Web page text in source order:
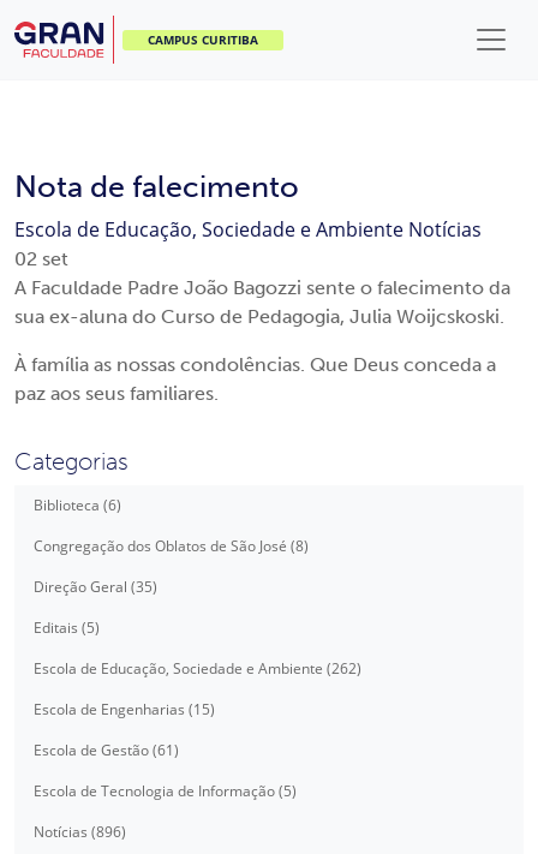
CAMPUS CURITIBA
Nota de falecimento
Escola de Educação, Sociedade e Ambiente Notícias
02 set
A Faculdade Padre João Bagozzi sente o falecimento da
sua ex-aluna do Curso de Pedagogia, Julia Woijcskoski.
À família as nossas condolências. Que Deus conceda a
paz aos seus familiares.
Categorias
Biblioteca (6)
Congregação dos Oblatos de São José (8)
Direção Geral (35)
Editais (5)
Escola de Educação, Sociedade e Ambiente (262)
Escola de Engenharias (15)
Escola de Gestão (61)
Escola de Tecnologia de Informação (5)
Notícias (896)